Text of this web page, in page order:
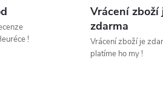
!
Vrácení zboží
zdarma
Vrácení zboží je
platíme ho my !